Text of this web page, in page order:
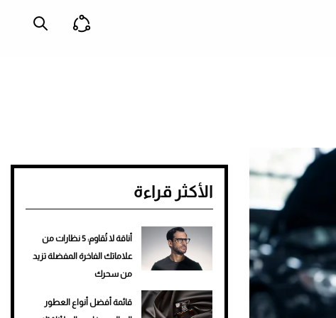
الأكثر قراءة
أناقة لا تُقاوم: 5 نظارات من
علاماتك الفاخرة المفضلة تزيد
من سحرك
قائمة أفضل أنواع العطور